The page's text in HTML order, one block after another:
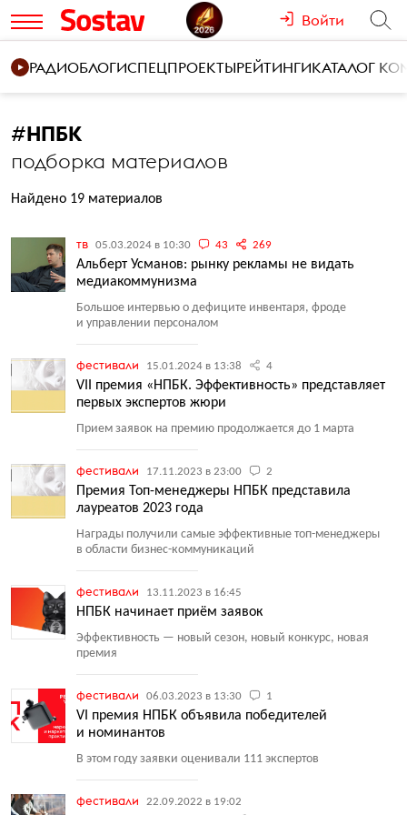
Войти
РАДИОБЛОГИСПЕЦПРОЕКТЫРЕЙТИНГИКАТАЛОГ
#НПБК
подборка материалов
Найдено 19 материалов
тв 05.03.2024 в 10:30 43 269
Альберт Усманов: рынку рекламы не видать
медиакоммунизма
Большое интервью о дефиците инвентаря, фроде
и управлении персоналом
фестивали 15.01.2024 в 13:38 4
VII премия «НПБК. Эффективность» представляет
первых экспертов жюри
Прием заявок на премию продолжается до 1 марта
фестивали 17.11.2023 в 23:00 2
Премия Топ-менеджеры НПБК представила
лауреатов 2023 года
Награды получили самые эффективные топ-менеджеры
в области бизнес-коммуникаций
фестивали 13.11.2023 в 16:45
НПБК начинает приём заявок
Эффективность — новый сезон, новый конкурс, новая
премия
фестивали 06.03.2023 в 13:30 1
VI премия НПБК объявила победителей
и номинантов
В этом году заявки оценивали 111 экспертов
фестивали 22.09.2022 в 19:02